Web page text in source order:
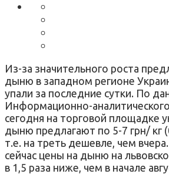
Из-за значительного роста
дыню в западном регионе
упали за последние сутки. По
Информационно-
сегодня на торговой площадке
дыню предлагают по 5-7 грн/ кг
т.е. на треть дешевле, чем
сейчас цены на дыню на
в 1,5 раза ниже, чем в начале